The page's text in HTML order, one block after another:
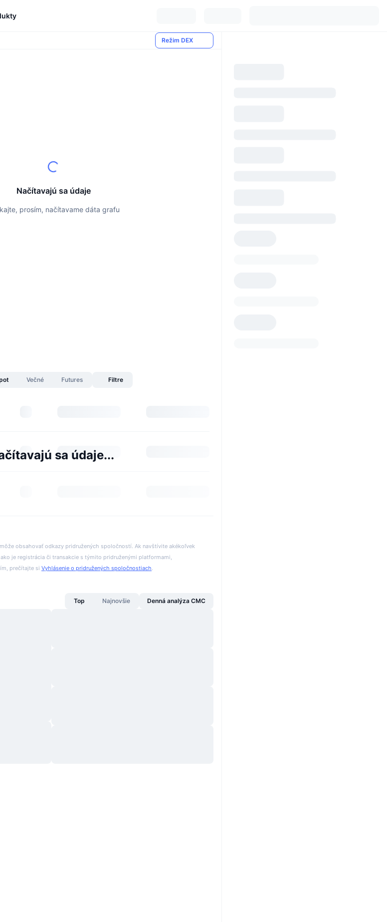
Režim DEX
Načítavajú sa údaje
prosím, načítavame dáta grafu
Večné Futures Filtre
sa údaje...
obsahovať odkazy pridružených spoločností. Ak navštívite akékoľvek
je registrácia či transakcie s týmito pridruženými platformami,
prečítajte si Vyhlásenie o pridružených spoločnostiach.
Top Najnovšie Denná analýza CMC